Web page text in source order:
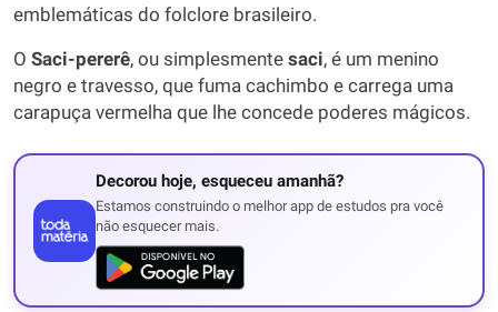
emblemáticas do folclore brasileiro.
O Saci-pererê, ou simplesmente saci, é um menino
negro e travesso, que fuma cachimbo e carrega uma
carapuça vermelha que lhe concede poderes mágicos.
Decorou hoje, esqueceu amanhã?
Estamos construindo o melhor app de estudos pra você
não esquecer mais.